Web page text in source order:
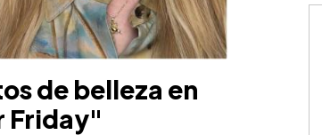
de belleza en
Friday"